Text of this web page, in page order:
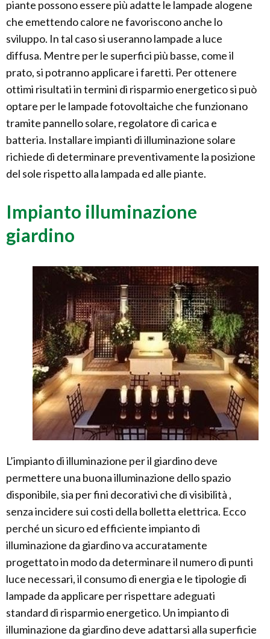
piante possono essere più adatte le lampade alogene
che emettendo calore ne favoriscono anche lo
sviluppo. In tal caso si useranno lampade a luce
diffusa. Mentre per le superfici più basse, come il
prato, si potranno applicare i faretti. Per ottenere
ottimi risultati in termini di risparmio energetico si può
optare per le lampade fotovoltaiche che funzionano
tramite pannello solare, regolatore di carica e
batteria. Installare impianti di illuminazione solare
richiede di determinare preventivamente la posizione
del sole rispetto alla lampada ed alle piante.
Impianto illuminazione
giardino
L’impianto di illuminazione per il giardino deve
permettere una buona illuminazione dello spazio
disponibile, sia per fini decorativi che di visibilità ,
senza incidere sui costi della bolletta elettrica. Ecco
perché un sicuro ed efficiente impianto di
illuminazione da giardino va accuratamente
progettato in modo da determinare il numero di punti
luce necessari, il consumo di energia e le tipologie di
lampade da applicare per rispettare adeguati
standard di risparmio energetico. Un impianto di
illuminazione da giardino deve adattarsi alla superficie